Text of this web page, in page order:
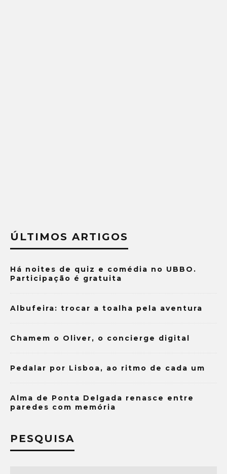
ÚLTIMOS ARTIGOS
Há noites de quiz e comédia no UBBO.
Participação é gratuita
Albufeira: trocar a toalha pela aventura
Chamem o Oliver, o concierge digital
Pedalar por Lisboa, ao ritmo de cada um
Alma de Ponta Delgada renasce entre
paredes com memória
PESQUISA